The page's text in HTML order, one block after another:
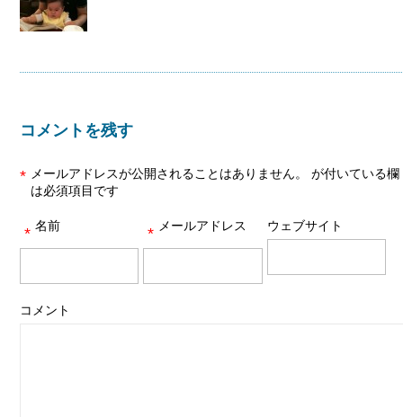
コメントを残す
メールアドレスが公開されることはありません。
*
が付いている欄
は必須項目です
名前
* メールアドレス
* ウェブサイト
コメント